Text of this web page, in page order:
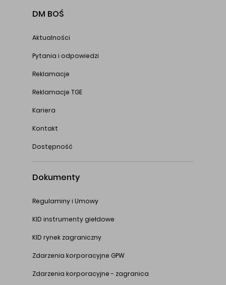
DM BOŚ
Aktualności
Pytania i odpowiedzi
Reklamacje
Reklamacje TGE
Kariera
Kontakt
Dostępność
Dokumenty
Regulaminy i Umowy
KID instrumenty giełdowe
KID rynek zagraniczny
Zdarzenia korporacyjne GPW
Zdarzenia korporacyjne - zagranica